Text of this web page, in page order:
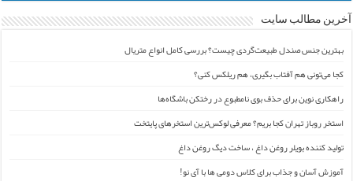
آخرین مطالب سایت
بهترین جنس صندل طبیعت‌گردی چیست؟ بررسی کامل انواع متریال
کجا می‌تونی هم آفتاب بگیری، هم ریلکس کنی؟
راهکاری نوین برای حذف بوی نامطبوع در رختکن باشگاه‌ها
استخر روباز تهران کجا بریم؟ معرفی لوکس‌ترین استخرهای پایتخت
تولید کننده بویلر روغن داغ ، ساخت دیگ روغن داغ
آموزش آسان و جذاب برای کلاس دومی ها با آی نو!